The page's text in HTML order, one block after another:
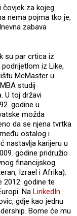
čovjek za kojeg
nema pojma tko je,
zabava
su par crtica iz
podrijetlom iz Like,
McMaster u
studij
U toj državi
godine u
možda
da se njena tvrtka
ostalog i
nastavlja karijeru u
godine pridružio
financijskog
Izrael i Afrika).
2012. godine te
Na LinkedIn
gdje kao jednu
Bome će mu